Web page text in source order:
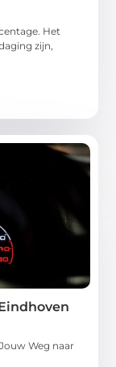
Het
zijn,
Weg naar